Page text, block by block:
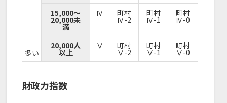
多い
15,000～
20,000未
満
Ⅳ 町村
Ⅳ-2
町村
Ⅳ-1
町村
Ⅳ-0
20,000人
以上
Ⅴ 町村
Ⅴ-2
町村
Ⅴ-1
町村
Ⅴ-0
財政力指数